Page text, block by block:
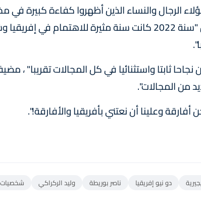
ب 100 من هؤلاء الرجال والنساء الذين أظهروا كفاءة
خلال 2022. وكتبت المجلة أن "سنة 2022 كانت سنة مثيرة
ثابتا واستثنائيا في كل المجالات تقريبا" ،
من المجالات".
وعلينا أن نعتني بأفريقيا والأفارقة!".
دو نيو إفريقيا ناصر بوريطة وليد الركراكي
شخصيات